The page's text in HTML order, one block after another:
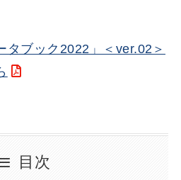
ブック2022」＜ver.02＞
目次